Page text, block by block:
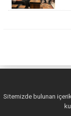
Sitemizde bulunan